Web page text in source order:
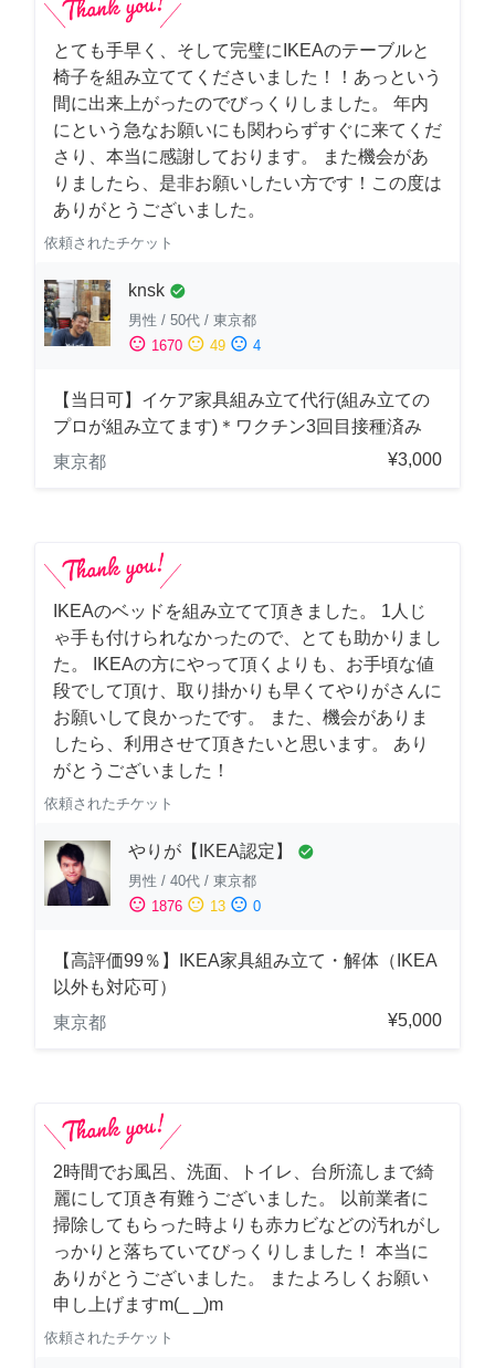
とても手早く、そして完璧にIKEAのテーブルと
椅子を組み立ててくださいました！！あっという
間に出来上がったのでびっくりしました。 年内
にという急なお願いにも関わらずすぐに来てくだ
さり、本当に感謝しております。 また機会があ
りましたら、是非お願いしたい方です！この度は
ありがとうございました。
依頼されたチケット
knsk check_circle
男性 / 50代 / 東京都
sentiment_satisfied 1670 sentiment_neutral 49 sentiment_dissatisfied 4
【当日可】イケア家具組み立て代行(組み立ての
プロが組み立てます)＊ワクチン3回目接種済み
東京都
¥3,000
IKEAのベッドを組み立てて頂きました。 1人じ
ゃ手も付けられなかったので、とても助かりまし
た。 IKEAの方にやって頂くよりも、お手頃な値
段でして頂け、取り掛かりも早くてやりがさんに
お願いして良かったです。 また、機会がありま
したら、利用させて頂きたいと思います。 あり
がとうございました！
依頼されたチケット
やりが【IKEA認定】 check_circle
男性 / 40代 / 東京都
sentiment_satisfied 1876 sentiment_neutral 13 sentiment_dissatisfied 0
【高評価99％】IKEA家具組み立て・解体（IKEA
以外も対応可）
東京都
¥5,000
2時間でお風呂、洗面、トイレ、台所流しまで綺
麗にして頂き有難うございました。 以前業者に
掃除してもらった時よりも赤カビなどの汚れがし
っかりと落ちていてびっくりしました！ 本当に
ありがとうございました。 またよろしくお願い
申し上げますm(_ _)m
依頼されたチケット